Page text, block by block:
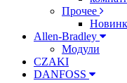
Прочее
Allen-Bradley
Модули
CZAKI
DANFOSS